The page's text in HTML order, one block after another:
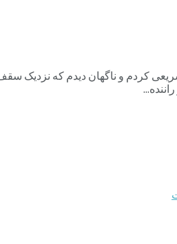
کردم و ناگهان دیدم که نزدیک